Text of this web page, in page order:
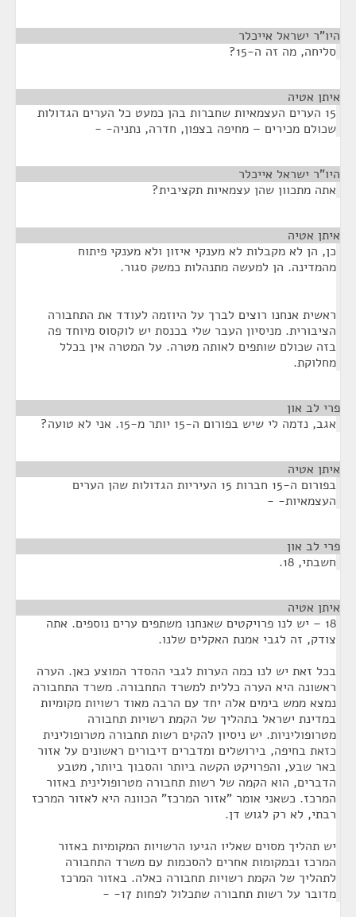
היו"ר ישראל אייכלר
סליחה, מה זה ה-15?
איתן אטיה
15 הערים העצמאיות שחברות בהן כמעט כל הערים הגדולות
שכולם מכירים – מחיפה בצפון, חדרה, נתניה- -
היו"ר ישראל אייכלר
אתה מתכוון שהן עצמאיות תקציבית?
איתן אטיה
כן, הן לא מקבלות לא מענקי איזון ולא מענקי פיתוח
מהמדינה. הן למעשה מתנהלות כמשק סגור.
ראשית אנחנו רוצים לברך על היוזמה לעודד את התחבורה
הציבורית. מניסיון העבר שלי בכנסת יש לוקסוס מיוחד פה
בזה שכולם שותפים לאותה מטרה. על המטרה אין בכלל
מחלוקת.
פרי לב און
אגב, נדמה לי שיש בפורום ה-15 יותר מ-15. אני לא טועה?
איתן אטיה
בפורום ה-15 חברות 15 העיריות הגדולות שהן הערים
העצמאיות- -
פרי לב און
חשבתי, 18.
איתן אטיה
18 – יש לנו פרויקטים שאנחנו משתפים ערים נוספים. אתה
צודק, זה לגבי אמנת האקלים שלנו.
בכל זאת יש לנו כמה הערות לגבי ההסדר המוצע כאן. הערה
ראשונה היא הערה כללית למשרד התחבורה. משרד התחבורה
נמצא ממש בימים אלה יחד עם הרבה מאוד רשויות מקומיות
במדינת ישראל בתהליך של הקמת רשויות תחבורה
מטרופוליניות. יש ניסיון להקים רשות תחבורה מטרופולינית
כזאת בחיפה, בירושלים ומדברים דיבורים ראשונים על אזור
באר שבע, והפרויקט הקשה ביותר והסבוך ביותר, מטבע
הדברים, הוא הקמה של רשות תחבורה מטרופולינית באזור
המרכז. כשאני אומר "אזור המרכז" הכוונה היא לאזור המרכז
רבתי, לא רק לגוש דן.
יש תהליך מסוים שאליו הגיעו הרשויות המקומיות באזור
המרכז ובמקומות אחרים להסכמות עם משרד התחבורה
לתהליך של הקמת רשויות תחבורה כאלה. באזור המרכז
מדובר על רשות תחבורה שתכלול לפחות 17- -